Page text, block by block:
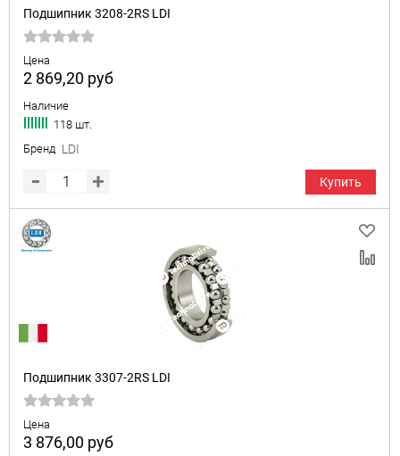
Подшипник 3208-2RS LDI
Цена
2 869,20 руб
Наличие
118 шт.
Бренд LDI
Купить
Подшипник 3307-2RS LDI
Цена
3 876,00 руб